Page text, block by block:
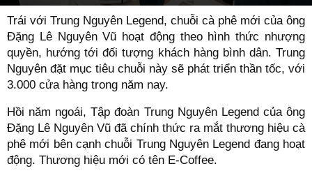
Trái với Trung Nguyên Legend, chuỗi cà phê mới của ông
Đặng Lê Nguyên Vũ hoạt động theo hình thức nhượng
quyền, hướng tới đối tượng khách hàng bình dân. Trung
Nguyên đặt mục tiêu chuỗi này sẽ phát triển thần tốc, với
3.000 cửa hàng trong năm nay.
Hồi năm ngoái, Tập đoàn Trung Nguyên Legend của ông
Đặng Lê Nguyên Vũ đã chính thức ra mắt thương hiệu cà
phê mới bên cạnh chuỗi Trung Nguyên Legend đang hoạt
động. Thương hiệu mới có tên E-Coffee.